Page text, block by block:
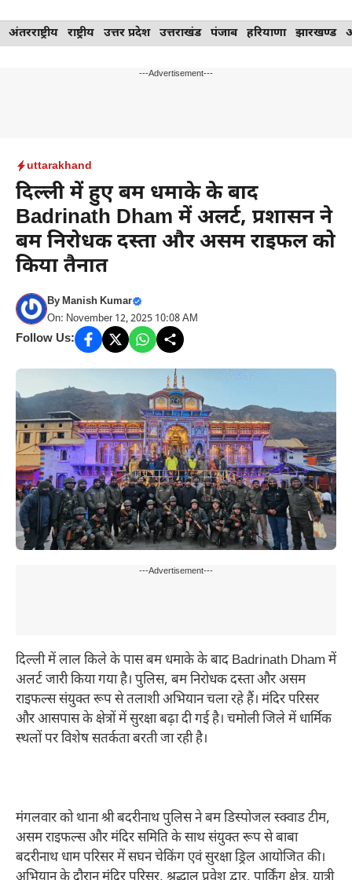
Skip
to
अंतरराष्ट्रीय राष्ट्रीय उत्तर प्रदेश उत्तराखंड पंजाब हरियाणा झारखण्ड
---Advertisement---
uttarakhand
दिल्ली में हुए बम धमाके के बाद
Badrinath Dham में अलर्ट, प्रशासन ने
बम निरोधक दस्ता और असम राइफल को
किया तैनात
ByManish Kumar
On: November 12, 2025 10:08 AM
Follow Us:
---Advertisement---
दिल्ली में लाल किले के पास बम धमाके के बाद Badrinath Dham में
अलर्ट जारी किया गया है। पुलिस, बम निरोधक दस्ता और असम
राइफल्स संयुक्त रूप से तलाशी अभियान चला रहे हैं। मंदिर परिसर
और आसपास के क्षेत्रों में सुरक्षा बढ़ा दी गई है। चमोली जिले में धार्मिक
स्थलों पर विशेष सतर्कता बरती जा रही है।
मंगलवार को थाना श्री बदरीनाथ पुलिस ने बम डिस्पोजल स्क्वाड टीम,
असम राइफल्स और मंदिर समिति के साथ संयुक्त रूप से बाबा
बदरीनाथ धाम परिसर में सघन चेकिंग एवं सुरक्षा ड्रिल आयोजित की।